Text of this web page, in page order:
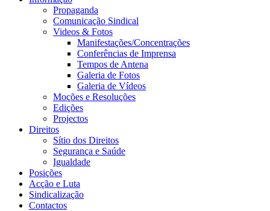
Propaganda
Comunicação Sindical
Videos & Fotos
Manifestações/Concentrações
Conferências de Imprensa
Tempos de Antena
Galeria de Fotos
Galeria de Vídeos
Moções e Resoluções
Edições
Projectos
Direitos
Sítio dos Direitos
Segurança e Saúde
Igualdade
Posições
Acção e Luta
Sindicalização
Contactos